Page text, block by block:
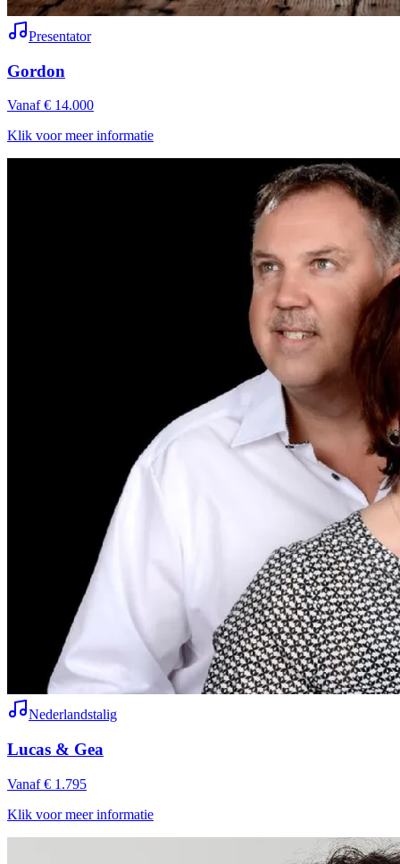
Presentator
Gordon
Vanaf € 14.000
Klik voor meer informatie
Nederlandstalig
Lucas & Gea
Vanaf € 1.795
Klik voor meer informatie